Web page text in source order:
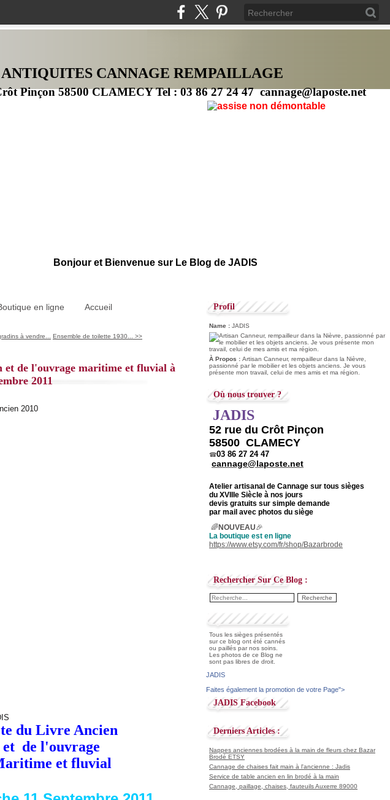
ANTIQUITES CANNAGE REMPAILLAGE
Pinçon 58500 CLAMECY Tel : 03 86 27 24 47 cannage@laposte.net
Bonjour et Bienvenue sur Le Blog de JADIS
en ligne Accueil
à vendre...
Ensemble de toilette 1930... >>
et de l'ouvrage maritime et fluvial à
2011
du Livre Ancien
et de l'ouvrage
et fluvial
Profil
Name : JADIS
À Propos : Artisan Canneur, rempailleur dans la Nièvre,
passionné par le mobilier et les objets anciens. Je vous
présente mon travail, celui de mes amis et ma région.
Où nous trouver ?
JADIS
52 rue du Crôt Pinçon
58500 CLAMECY
☎03 86 27 24 47
cannage@laposte.net
Atelier artisanal de Cannage sur tous sièges
du XVIIIe Siècle à nos jours
devis gratuits sur simple demande
par mail avec photos du siège
🌈NOUVEAU🎉
La boutique est en ligne
https://www.etsy.com/fr/shop/Bazarbrode
Rechercher Sur Ce Blog :
Tous les sièges présentés
sur ce blog ont été cannés
ou paillés par nos soins.
Les photos de ce Blog ne
sont pas libres de droit.
JADIS
Faites également la promotion de votre Page">
JADIS Facebook
Derniers Articles :
Nappes anciennes brodées à la main de fleurs chez Bazar
Brodé ETSY
Cannage de chaises fait main à l'ancienne : Jadis
Service de table ancien en lin brodé à la main
Cannage, paillage, chaises, fauteuils Auxerre 89000